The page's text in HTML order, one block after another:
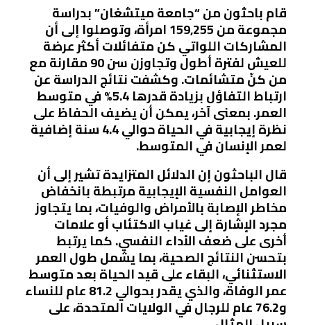
قام باحثون من “جامعة ميتشغان” بدراسة
مجموعة من 159,255 امرأة، وتوصلوا إلى أن
المشاركات اللواتي كن متفائلات أكثر عرضة
للعيش لفترة أطول وتجاوزن سن 90 مقارنة مع
من كنّ متشائمات. وكشفت نتائج الدراسة عن
ارتباط التفاؤل بزيادة قدرها 5.4% في متوسط
العمر. بمعنى آخر، يمكن أن يضيف الحفاظ على
نظرة إيجابية في الحياة حوالي 4.4 سنة إضافية
لعمر الإنسان في المتوسط.
قال الباحثون إن الدلائل المتزايدة تشير إلى أن
العوامل النفسية الإيجابية مرتبطة بانخفاض
مخاطر الإصابة بالأمراض والوفيات، بما يتجاوز
مجرد الإشارة إلى غياب الاكتئاب أو علامات
أخرى على ضعف الأداء النفسي. كما يرتبط
بتحسن النتائج الصحية، بما يشمل طول العمر
الاستثنائي، البقاء على قيد الحياة بعد متوسط
عمر الوفاة، والذي يقدر بحوالي 81.2 عام للنساء
و76.2 عام للرجال في الولايات المتحدة، على